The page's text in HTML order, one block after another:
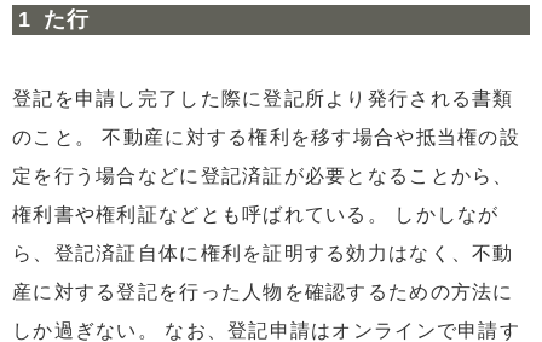
た行
登記を申請し完了した際に登記所より発行される書類
のこと。 不動産に対する権利を移す場合や抵当権の設
定を行う場合などに登記済証が必要となることから、
権利書や権利証などとも呼ばれている。 しかしなが
ら、登記済証自体に権利を証明する効力はなく、不動
産に対する登記を行った人物を確認するための方法に
しか過ぎない。 なお、登記申請はオンラインで申請す